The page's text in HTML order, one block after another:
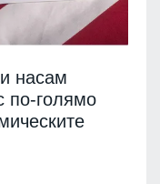
насам
по-голямо